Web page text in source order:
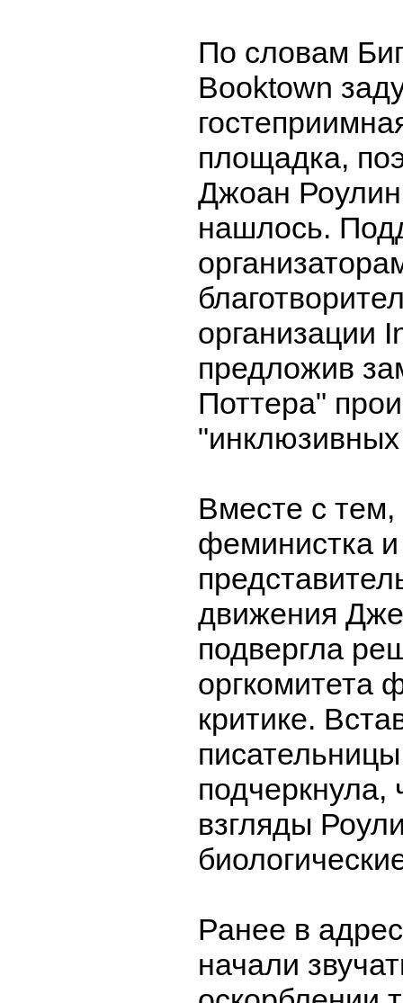
По словам
Booktown
площадка,
Джоан
нашлось.
организации
предложив
Поттера"
Вместе с тем,
феминистка и
движения
подвергла
оргкомитета
критике.
подчеркнула,
взгляды
Ранее в
начали